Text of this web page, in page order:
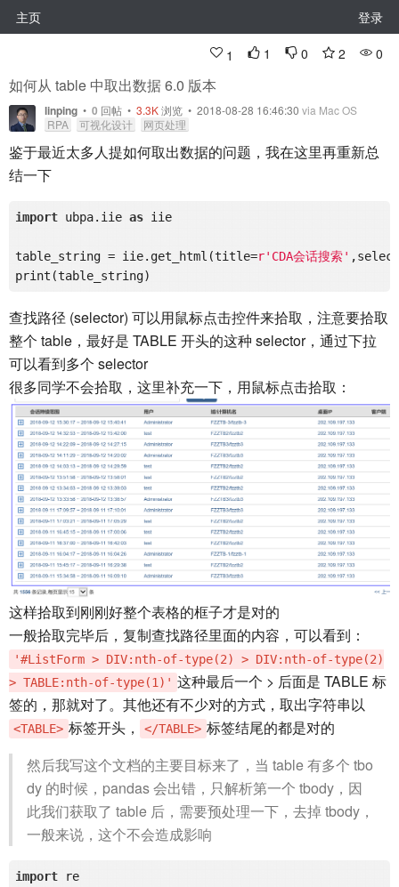
主页 登录
1 1 0 2 0
如何从 table 中取出数据 6.0 版本
linping • 0 回帖 • 3.3K浏览 • 2018-08-28 16:46:30 via Mac OS
RPA
可视化设计 网页处理
鉴于最近太多人提如何取出数据的问题，我在这里再重新总
结一下
import ubpa.iie as iie
table_string = iie.get_html(title=r'CDA会话搜索'
查找路径 (selector) 可以用鼠标点击控件来拾取，注意要拾取
整个 table，最好是 TABLE 开头的这种 selector，通过下拉
可以看到多个 selector
很多同学不会拾取，这里补充一下，用鼠标点击拾取：
这样拾取到刚刚好整个表格的框子才是对的
一般拾取完毕后，复制查找路径里面的内容，可以看到：
'#ListForm > DIV:nth-of-type(2) > DIV:nth-of-type(2)
> TABLE:nth-of-type(1)' 这种最后一个 > 后面是 TABLE 标
签的，那就对了。其他还有不少对的方式，取出字符串以
<TABLE> 标签开头， </TABLE> 标签结尾的都是对的
然后我写这个文档的主要目标来了，当 table 有多个 tbo
dy 的时候，pandas 会出错，只解析第一个 tbody，因
此我们获取了 table 后，需要预处理一下，去掉 tbody，
一般来说，这个不会造成影响
import re